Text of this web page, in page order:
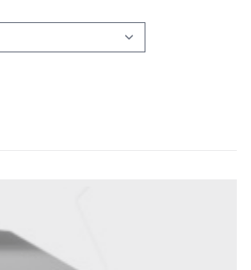
hinzufügenhinzufügen